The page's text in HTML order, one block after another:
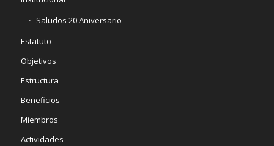
Saludos 20 Aniversario
Estatuto
Objetivos
Estructura
Beneficios
Miembros
Actividades